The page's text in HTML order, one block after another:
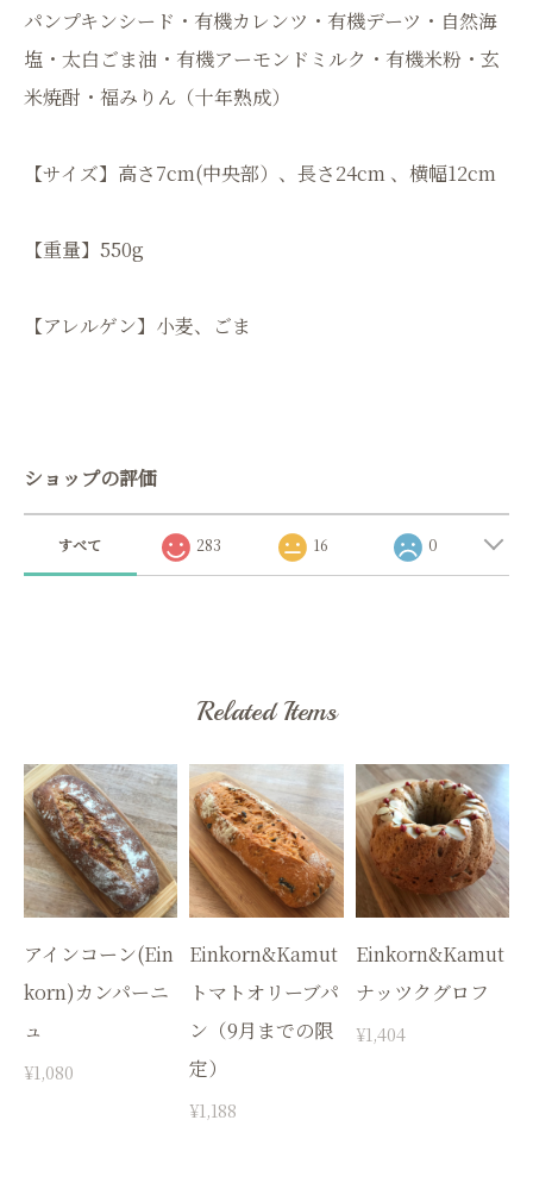
パンプキンシード・有機カレンツ・有機デーツ・自然海
塩・太白ごま油・有機アーモンドミルク・有機米粉・玄
米焼酎・福みりん（十年熟成）
【サイズ】高さ7cm(中央部）、長さ24cm 、横幅12cm
【重量】550g
【アレルゲン】小麦、ごま
ショップの評価
すべて 283 16 0
Related Items
アインコーン(Ein
korn)カンパーニ
ュ
¥1,080
Einkorn&Kamut
トマトオリーブパ
ン（9月までの限
定）
¥1,188
Einkorn&Kamut
ナッツクグロフ
¥1,404